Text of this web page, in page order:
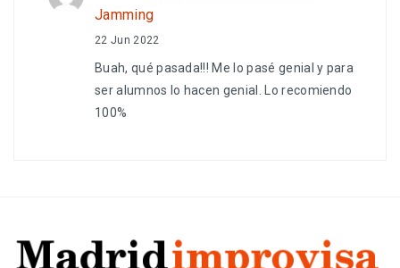
Jamming
22 Jun 2022
Buah, qué pasada!!! Me lo pasé genial y para
ser alumnos lo hacen genial. Lo recomiendo
100%